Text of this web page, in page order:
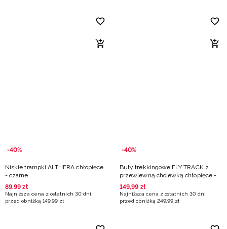
-40%
Niskie trampki ALTHERA chłopięce
- czarne
89,99 zł
Najniższa cena z ostatnich 30 dni
przed obniżką 149,99 zł
-40%
Buty trekkingowe FLY TRACK z
przewiewną cholewką chłopięce -
granatowe
149,99 zł
Najniższa cena z ostatnich 30 dni
przed obniżką 249,99 zł